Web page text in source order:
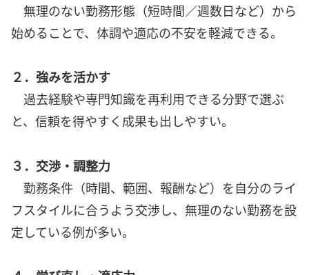
無理のない勤務形態（短時間／週数日など）から
始めることで、体調や適応の不安を軽減できる。
２．強みを活かす
過去経験や専門知識を再利用できる分野で選ぶ
と、信頼を得やすく成果も出しやすい。
３．交渉・調整力
勤務条件（時間、範囲、報酬など）を自分のライ
フスタイルに合うよう交渉し、無理のない勤務を設
定している例が多い。